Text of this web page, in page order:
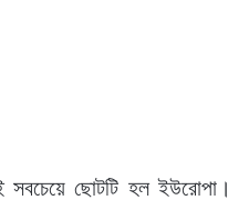
সবচেয়ে ছোটটি হল ইউরোপা।